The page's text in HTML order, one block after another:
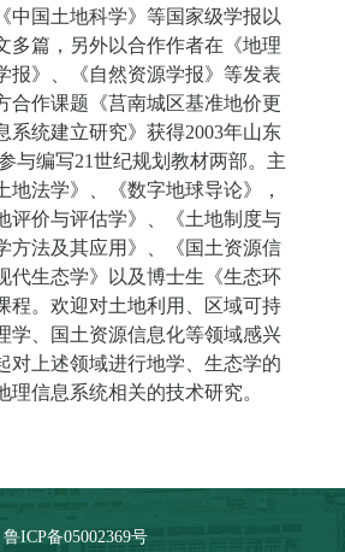
中国土地科学》等国家级学报以
多篇，另外以合作作者在《地理
报》、《自然资源学报》等发表
合作课题《莒南城区基准地价更
系统建立研究》获得2003年山东
与编写21世纪规划教材两部。主
地法学》、《数字地球导论》，
评价与评估学》、《土地制度与
方法及其应用》、《国土资源信
代生态学》以及博士生《生态环
程。欢迎对土地利用、区域可持
学、国土资源信息化等领域感兴
对上述领域进行地学、生态学的
理信息系统相关的技术研究。
鲁ICP备05002369号